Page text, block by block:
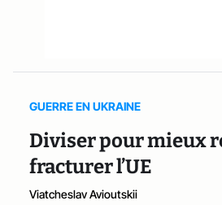
GUERRE EN UKRAINE
Diviser pour mieux
fracturer l’UE
Viatcheslav Avioutskii